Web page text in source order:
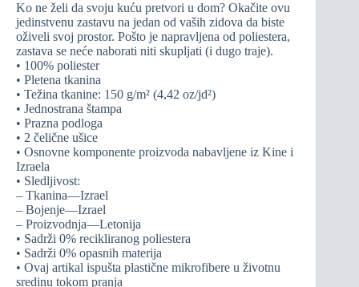
Ko ne želi da svoju kuću pretvori u dom? Okačite ovu
jedinstvenu zastavu na jedan od vaših zidova da biste
oživeli svoj prostor. Pošto je napravljena od poliestera,
zastava se neće naborati niti skupljati (i dugo traje).
• 100% poliester
• Pletena tkanina
• Težina tkanine: 150 g/m² (4,42 oz/jd²)
• Jednostrana štampa
• Prazna podloga
• 2 čelične ušice
• Osnovne komponente proizvoda nabavljene iz Kine i
Izraela
• Sledljivost:
– Tkanina—Izrael
– Bojenje—Izrael
– Proizvodnja—Letonija
• Sadrži 0% recikliranog poliestera
• Sadrži 0% opasnih materija
• Ovaj artikal ispušta plastične mikrofibere u životnu
sredinu tokom pranja